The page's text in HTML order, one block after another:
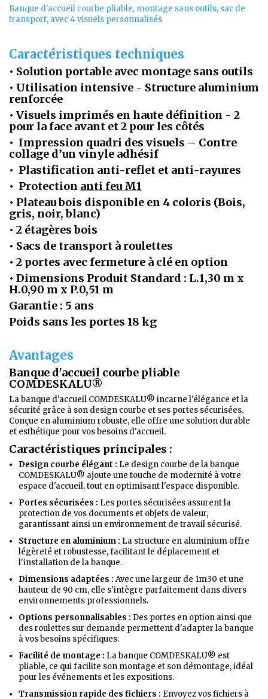
Banque d'accueil courbe pliable, montage sans outils, sac de
transport, avec 4 visuels personnalisés
Caractéristiques techniques
• Solution portable avec montage sans outils
• Utilisation intensive - Structure aluminium
renforcée
• Visuels imprimés en haute définition - 2
pour la face avant et 2 pour les côtés
• Impression quadri des visuels – Contre
collage d’un vinyle adhésif
• Plastification anti-reflet et anti-rayures
• Protection anti feu M1
• Plateau bois disponible en 4 coloris (Bois,
gris, noir, blanc)
• 2 étagères bois
• Sacs de transport à roulettes
• 2 portes avec fermeture à clé en option
• Dimensions Produit Standard : L.1,30 m x
H.0,90 m x P.0,51 m
Garantie : 5 ans
Poids sans les portes 18 kg
Avantages
Banque d'accueil courbe pliable
COMDESKALU®
La banque d'accueil COMDESKALU® incarne l'élégance et la
sécurité grâce à son design courbe et ses portes sécurisées.
Conçue en aluminium robuste, elle offre une solution durable
et esthétique pour vos besoins d'accueil.
Caractéristiques principales :
Design courbe élégant : Le design courbe de la banque
COMDESKALU® ajoute une touche de modernité à votre
espace d'accueil, tout en optimisant l'espace disponible.
Portes sécurisées : Les portes sécurisées assurent la
protection de vos documents et objets de valeur,
garantissant ainsi un environnement de travail sécurisé.
Structure en aluminium : La structure en aluminium offre
légèreté et robustesse, facilitant le déplacement et
l'installation de la banque.
Dimensions adaptées : Avec une largeur de 1m30 et une
hauteur de 90 cm, elle s'intègre parfaitement dans divers
environnements professionnels.
Options personnalisables : Des portes en option ainsi que
des roulettes sur demande permettent d'adapter la banque
à vos besoins spécifiques.
Facilité de montage : La banque COMDESKALU® est
pliable, ce qui facilite son montage et son démontage, idéal
pour les événements et les expositions.
Transmission rapide des fichiers : Envoyez vos fichiers à